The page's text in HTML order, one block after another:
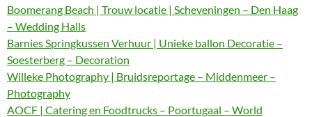
Boomerang Beach | Trouw locatie | Scheveningen – Den Haag
– Wedding Halls
Barnies Springkussen Verhuur | Unieke ballon Decoratie –
Soesterberg – Decoration
Willeke Photography | Bruidsreportage – Middenmeer –
Photography
AOCF | Catering en Foodtrucks – Poortugaal – World